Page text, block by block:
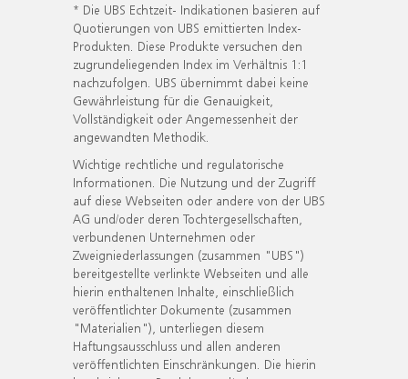
* Die UBS Echtzeit- Indikationen basieren auf
Quotierungen von UBS emittierten Index-
Produkten. Diese Produkte versuchen den
zugrundeliegenden Index im Verhältnis 1:1
nachzufolgen. UBS übernimmt dabei keine
Gewährleistung für die Genauigkeit,
Vollständigkeit oder Angemessenheit der
angewandten Methodik.
Wichtige rechtliche und regulatorische
Informationen. Die Nutzung und der Zugriff
auf diese Webseiten oder andere von der UBS
AG und/oder deren Tochtergesellschaften,
verbundenen Unternehmen oder
Zweigniederlassungen (zusammen "UBS")
bereitgestellte verlinkte Webseiten und alle
hierin enthaltenen Inhalte, einschließlich
veröffentlichter Dokumente (zusammen
"Materialien"), unterliegen diesem
Haftungsausschluss und allen anderen
veröffentlichten Einschränkungen. Die hierin